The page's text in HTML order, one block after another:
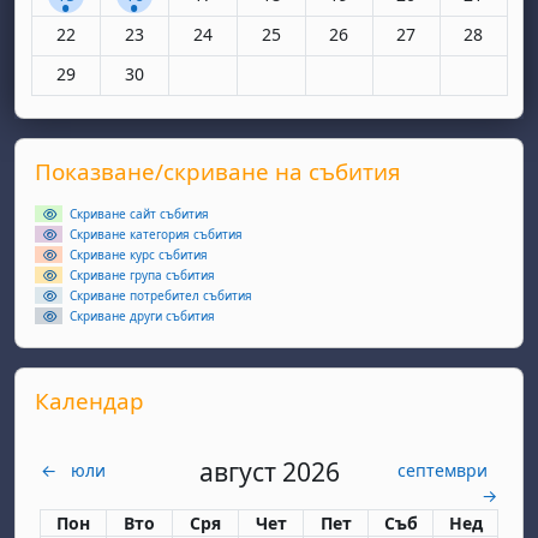
Няма събития, понеделник, 22 юни
22 Няма събития, вторник, 23 юни
23 Няма събития, сряда, 24 юни
24 Няма събития, четвъртък, 25 юни
25 Няма събития, петък, 26
26 Няма събития,
27 Няма
28
Няма събития, понеделник, 29 юни
29 Няма събития, вторник, 30 юни
30
Supplementary blocks
Прескочи Показване/скриване на събития
Показване/скриване на събития
Скриване сайт събития
Скриване категория събития
Скриване курс събития
Скриване група събития
Скриване потребител събития
Скриване други събития
Прескочи Календар
Календар
← юли август 2026
септември
→
Понеделник
Пон вторник
Вто сряда
Сря четвъртък
Чет петък
Пет събота
Съб неделя
Нед